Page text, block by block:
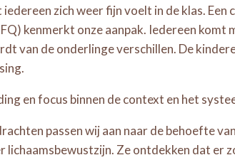
zich weer fijn voelt in de klas. Een
FQ) kenmerkt onze aanpak. Iedereen komt
van de onderlinge verschillen. De
en focus binnen de context en het
passen wij aan naar de behoefte
lichaamsbewustzijn. Ze ontdekken dat er